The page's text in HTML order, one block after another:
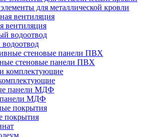
для металлической кровли
вентиляция
стеновые панели ПВХ
МДФ
покрытия